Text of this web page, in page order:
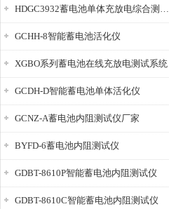
HDGC3932蓄电池单体充放电综合测试仪
GCHH-8智能蓄电池活化仪
XGBO系列蓄电池在线充放电测试系统
GCDH-D智能蓄电池单体活化仪
GCNZ-A蓄电池内阻测试仪厂家
BYFD-6蓄电池内阻测试仪
GDBT-8610P智能蓄电池内阻测试仪
GDBT-8610C智能蓄电池内阻测试仪